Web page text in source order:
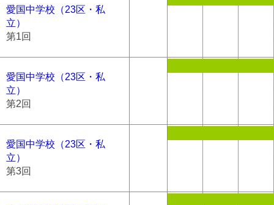
愛国中学校（23区・私
立）
第1回
愛国中学校（23区・私
立）
第2回
愛国中学校（23区・私
立）
第3回